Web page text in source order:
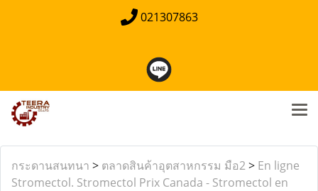
021307863
กระดานสนทนา > ตลาดสินค้าอุตสาหกรรม มือ2> En ligne
Stromectol. Stromectol Prix Canada - Stromectol en